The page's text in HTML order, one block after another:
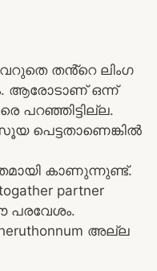
തൻ്റെ ലിംഗ
ആരോടാണ് ഒന്ന്
പറഞ്ഞിട്ടില്ല.
പെട്ടതാണെങ്കിൽ
കാണുന്നുണ്ട്.
partner
പരവേശം.
അല്ല